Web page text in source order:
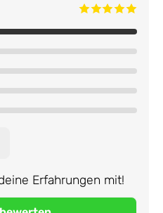
Erfahrungen mit!